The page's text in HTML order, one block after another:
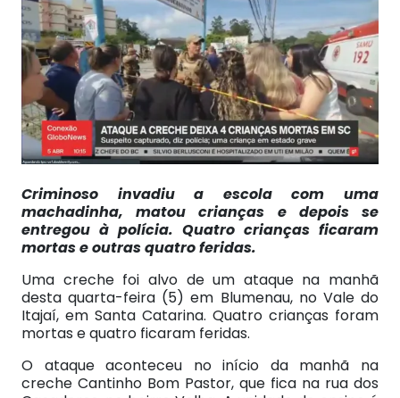
Criminoso invadiu a escola com uma
machadinha, matou crianças e depois se
entregou à polícia. Quatro crianças ficaram
mortas e outras quatro feridas.
Uma creche foi alvo de um ataque na manhã
desta quarta-feira (5) em Blumenau, no Vale do
Itajaí, em Santa Catarina. Quatro crianças foram
mortas e quatro ficaram feridas.
O ataque aconteceu no início da manhã na
creche Cantinho Bom Pastor, que fica na rua dos